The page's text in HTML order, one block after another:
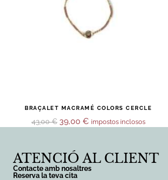
BRAÇALET MACRAMÉ COLORS CERCLE
43,00€ 39,00 € impostos inclosos
ATENCIÓ AL CLIENT
Contacte amb nosaltres
Reserva la teva cita